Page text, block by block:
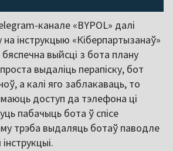
канале «BYPOL» далі
інструкцыю «Кіберпартызанаў»
выйсці з бота плану
выдаліць перапіску, бот
а калі яго заблакаваць, то
доступ да тэлефона ці
пабачыць бота ў спісе
трэба выдаляць ботаў паводле